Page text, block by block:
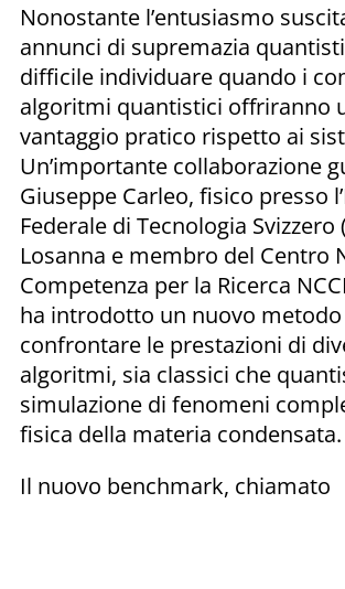
Nonostante l’entusiasmo
annunci di supremazia
difficile individuare quando i
algoritmi quantistici offriranno
vantaggio pratico rispetto ai
Un’importante collaborazione
Giuseppe Carleo, fisico presso
Federale di Tecnologia Svizzero
Losanna e membro del Centro
Competenza per la Ricerca
ha introdotto un nuovo
confrontare le prestazioni di
algoritmi, sia classici che
simulazione di fenomeni
fisica della materia condensata.
Il nuovo benchmark, chiamato